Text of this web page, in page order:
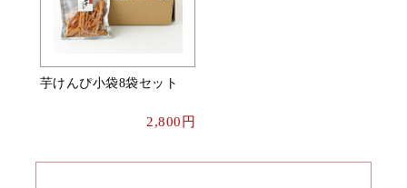
芋けんぴ小袋8袋セット
2,800円